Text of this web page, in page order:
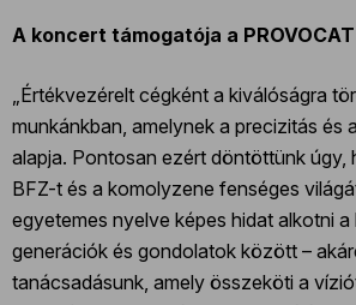
A koncert támogatója a
„Értékvezérelt cégként a kiválóságra
munkánkban, amelynek a precizitás és
alapja. Pontosan ezért döntöttünk úgy,
BFZ-t és a komolyzene fenséges
egyetemes nyelve képes hidat alkotni a
generációk és gondolatok között –
tanácsadásunk, amely összeköti a